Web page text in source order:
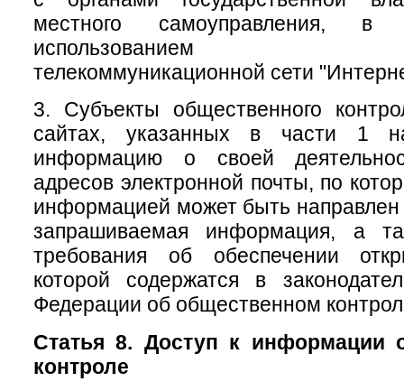
местного
использованием
телекоммуникационной сети
3. Субъекты общественного
сайтах, указанных в части 1
информацию о своей
адресов электронной почты, по
информацией может быть направлен
запрашиваемая информация, а
требования об обеспечении
которой содержатся в
Федерации об общественном
Статья 8. Доступ к информации
контроле